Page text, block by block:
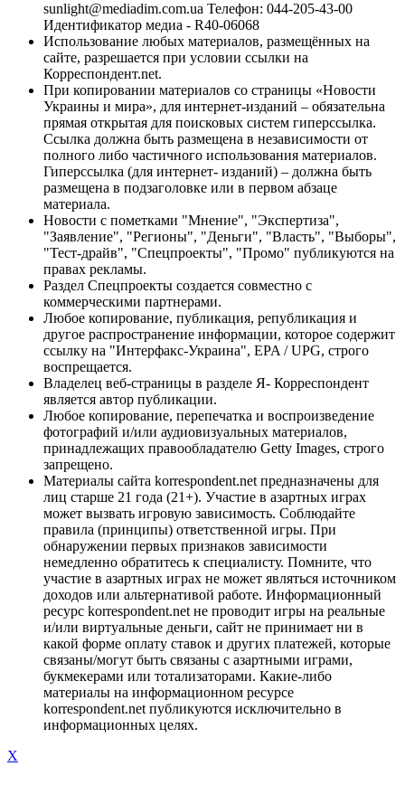
sunlight@mediadim.com.ua Телефон: 044-205-43-00
Идентификатор медиа - R40-06068
Использование любых материалов, размещённых на
сайте, разрешается при условии ссылки на
Корреспондент.net.
При копировании материалов со страницы «Новости
Украины и мира», для интернет-изданий – обязательна
прямая открытая для поисковых систем гиперссылка.
Ссылка должна быть размещена в независимости от
полного либо частичного использования материалов.
Гиперссылка (для интернет- изданий) – должна быть
размещена в подзаголовке или в первом абзаце
материала.
Новости с пометками "Мнение", "Экспертиза",
"Заявление", "Регионы", "Деньги", "Власть", "Выборы",
"Тест-драйв", "Спецпроекты", "Промо" публикуются на
правах рекламы.
Раздел Спецпроекты создается совместно с
коммерческими партнерами.
Любое копирование, публикация, републикация и
другое распространение информации, которое содержит
ссылку на "Интерфакс-Украина", EPA / UPG, строго
воспрещается.
Владелец веб-страницы в разделе Я- Корреспондент
является автор публикации.
Любое копирование, перепечатка и воспроизведение
фотографий и/или аудиовизуальных материалов,
принадлежащих правообладателю Getty Images, строго
запрещено.
Материалы сайта korrespondent.net предназначены для
лиц старше 21 года (21+). Участие в азартных играх
может вызвать игровую зависимость. Соблюдайте
правила (принципы) ответственной игры. При
обнаружении первых признаков зависимости
немедленно обратитесь к специалисту. Помните, что
участие в азартных играх не может являться источником
доходов или альтернативой работе. Информационный
ресурс korrespondent.net не проводит игры на реальные
и/или виртуальные деньги, сайт не принимает ни в
какой форме оплату ставок и других платежей, которые
связаны/могут быть связаны с азартными играми,
букмекерами или тотализаторами. Какие-либо
материалы на информационном ресурсе
korrespondent.net публикуются исключительно в
информационных целях.
X